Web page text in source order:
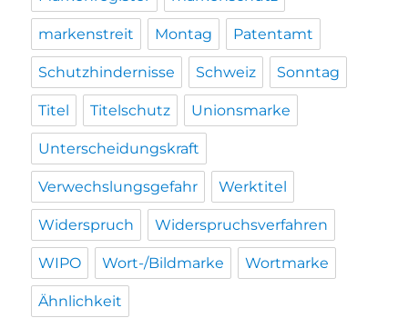
markenstreit Montag Patentamt
Schutzhindernisse Schweiz Sonntag
Titel Titelschutz Unionsmarke
Unterscheidungskraft
Verwechslungsgefahr Werktitel
Widerspruch Widerspruchsverfahren
WIPO Wort-/Bildmarke Wortmarke
Ähnlichkeit